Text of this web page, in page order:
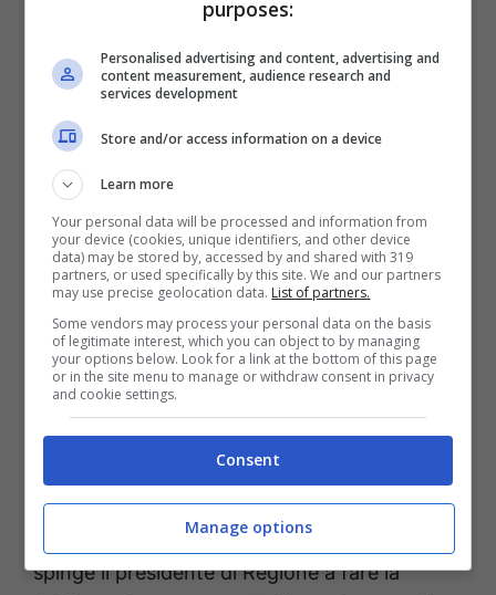
numeri sembrano stabilizzati, ma al momento
non è possibile dire con certezza che è
iniziata una fase di decrescita.
Coronavirus, quale
scenario ci troveremo a
dicembre?
Quest’oggi il ministro della SaluteRoberto
Speranza ha accettato l’ordinanza del
governatore dell’Abruzzoe permesso alla
regione di entrare a far parte della zona
rossa. Possibile che nei prossimi giorni vi
rientri anche la Puglia. L’ordine dei medici
spinge il presidente di Regione a fare la
purposes:
Personalised advertising and content, advertising and
content measurement, audience research and
services development
Store and/or access information on a device
Learn more
Your personal data will be processed and information from
your device (cookies, unique identifiers, and other device
data) may be stored by, accessed by and shared with 319
partners, or used specifically by this site. We and our partners
may use precise geolocation data. List of partners.
Some vendors may process your personal data on the basis
of legitimate interest, which you can object to by managing
your options below. Look for a link at the bottom of this page
or in the site menu to manage or withdraw consent in privacy
and cookie settings.
Consent
Manage options